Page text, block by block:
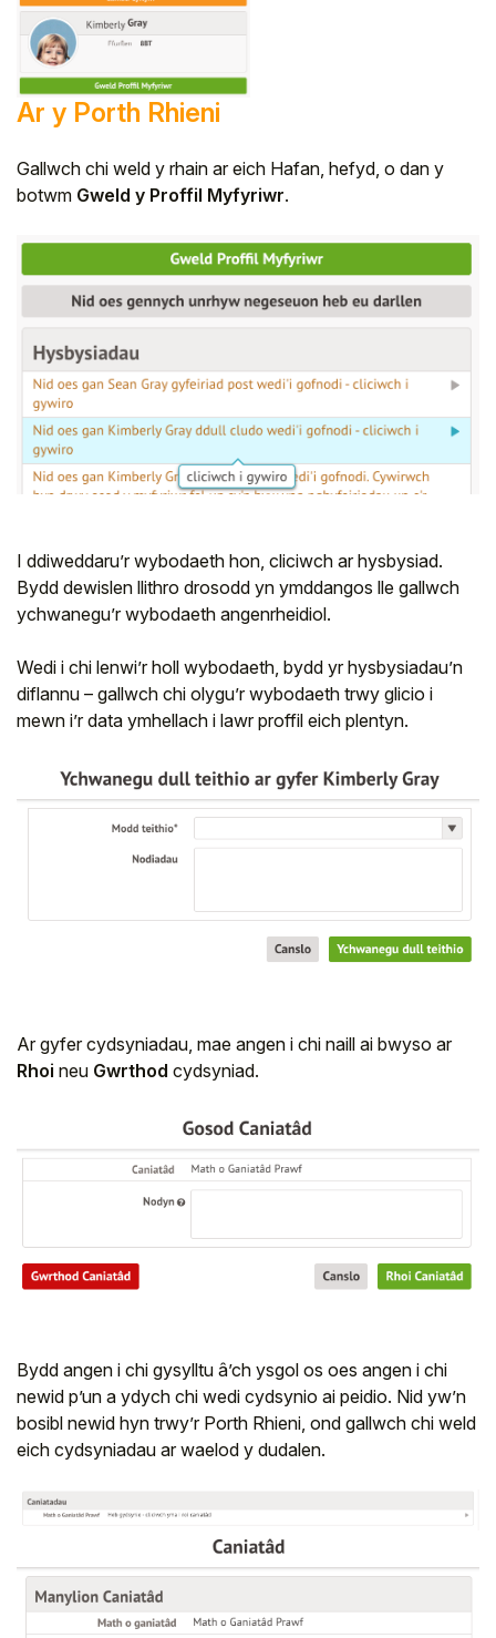
Ar y Porth Rhieni
Gallwch chi weld y rhain ar eich Hafan, hefyd, o dan y
botwm Gweld y Proffil Myfyriwr.
I ddiweddaru’r wybodaeth hon, cliciwch ar hysbysiad.
Bydd dewislen llithro drosodd yn ymddangos lle gallwch
ychwanegu’r wybodaeth angenrheidiol.
Wedi i chi lenwi’r holl wybodaeth, bydd yr hysbysiadau’n
diflannu – gallwch chi olygu’r wybodaeth trwy glicio i
mewn i’r data ymhellach i lawr proffil eich plentyn.
Ar gyfer cydsyniadau, mae angen i chi naill ai bwyso ar
Rhoi neu Gwrthod cydsyniad.
Bydd angen i chi gysylltu â’ch ysgol os oes angen i chi
newid p’un a ydych chi wedi cydsynio ai peidio. Nid yw’n
bosibl newid hyn trwy’r Porth Rhieni, ond gallwch chi weld
eich cydsyniadau ar waelod y dudalen.